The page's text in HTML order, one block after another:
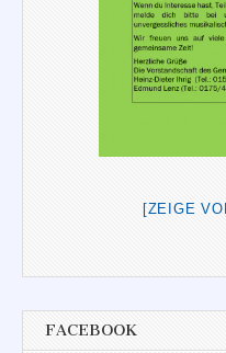
[ZEIGE
FACEBOOK